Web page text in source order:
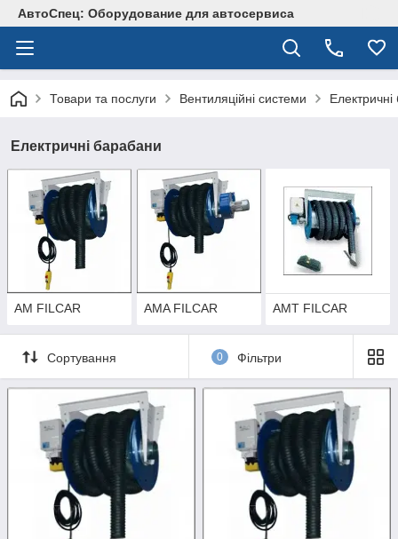
АвтоСпец: Оборудование для автосервиса
Товари та послуги Вентиляційні системи
Електричні барабани
AM FILCAR AMA FILCAR AMT FILCAR
Сортування 0 Фільтри